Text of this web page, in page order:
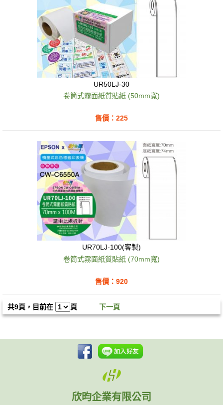
UR50LJ-30
卷筒式霧面紙質貼紙 (50mm寬)
售價：225
UR70LJ-100(客製)
卷筒式霧面紙質貼紙 (70mm寬)
售價：920
共9頁，目前在 頁 下一頁
欣昀企業有限公司